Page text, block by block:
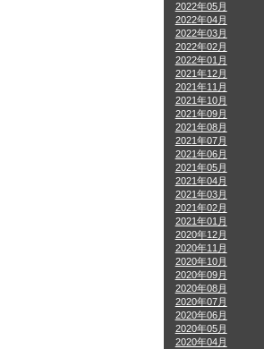
2022年05月
2022年04月
2022年03月
2022年02月
2022年01月
2021年12月
2021年11月
2021年10月
2021年09月
2021年08月
2021年07月
2021年06月
2021年05月
2021年04月
2021年03月
2021年02月
2021年01月
2020年12月
2020年11月
2020年10月
2020年09月
2020年08月
2020年07月
2020年06月
2020年05月
2020年04月